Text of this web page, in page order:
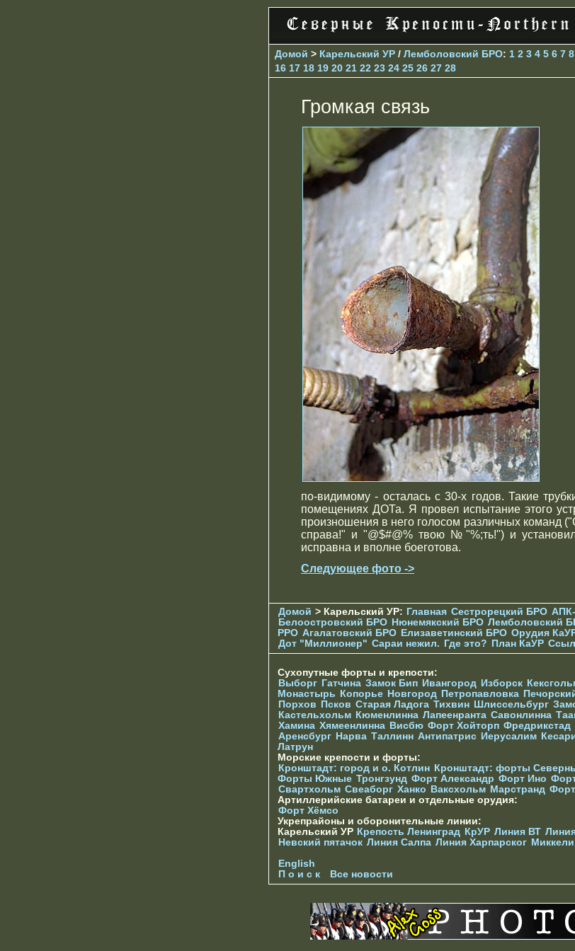
Домой > Карельский УР / Лемболовский БРО: 1 2 3 4 5 6 7 8
16 17 18 19 20 21 22 23 24 25 26 27 28
Громкая связь
по-видимому - осталась с 30-х годов. Такие
помещениях ДОТа. Я провел испытание этого
произношения в него голосом различных команд
справа!" и "@$#@% твою №"%;ть!") и
исправна и вполне боеготова.
Следующее фото ->
Домой > Карельский УР: Главная Сестрорецкий БРО
Белоостровский БРО Нюнемякский БРО Лемболовский
РРО Агалатовский БРО Елизаветинcкий БРО Орудия
Дот "Миллионер" Сараи нежил. Где это? План КаУР
Сухопутные форты и крепости:
Выборг Гатчина Замок Бип Ивангород Изборск
Монастырь
Копорье Новгород Петропавловка
Порхов
Псков Старая Ладога Тихвин Шлиссельбург
Кастельхольм Кюменлинна Лапеенранта Савонлинна
Хамина Хямеенлинна Висбю Форт Хойторп Фредрикстад
Аренсбург Нарва Таллинн Антипатрис Иерусалим
Латрун
Морские крепости и форты:
Кронштадт: город и о. Котлин Кронштадт: форты
Форты Южные Тронгзунд Форт Александр Форт Ино
Свартхольм Свеаборг Ханко Ваксхольм Марстранд
Артиллерийские батареи и отдельные орудия:
Форт Хёмсо
Укрепрайоны и оборонительные линии:
Карельский УР Крепость Ленинград КрУР Линия ВТ
Невский пятачок Линия Салпа Линия Харпарског Миккели
English
П о и с к
Все новости